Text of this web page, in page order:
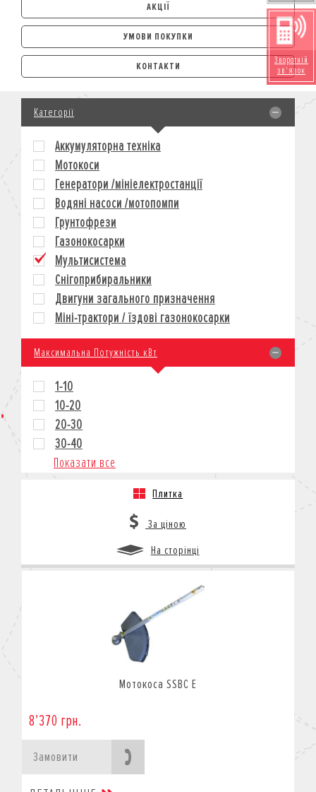
АКЦІЇ
УМОВИ ПОКУПКИ
АВТОМОБІЛІ
ЛІЗИНГ
КРЕДИТ
СТРАХУВАННЯ
КОРПОРАТИВНИМ КЛІЄНТАМ
МОТОЦИКЛИ
КРЕДИТ
СТРАХУВАННЯ
КОРПОРАТИВНИМ КЛІЄНТАМ
КОНТАКТИ
Зворотній
зв'язок
Категорії
Аккумуляторна техніка
Мотокоси
Генератори /мініелектростанції
Водяні насоси /мотопомпи
Грунтофрези
Газонокосарки
Мультисистема
Снігоприбиральники
Двигуни загального призначення
Міні-трактори / їздові газонокосарки
Максимальна Потужність кВт
1-10
10-20
20-30
30-40
Показати все
Плитка
За ціною
На сторінці
Мотокоса SSBC E
8’370 грн.
Замовити